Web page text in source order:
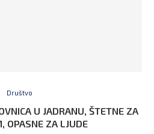
Društvo
U JADRANU, ŠTETNE ZA
OPASNE ZA LJUDE